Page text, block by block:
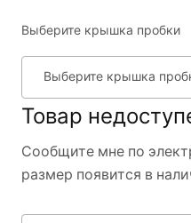
Выберите крышка пробки
Выберите крышка
Товар
Сообщите мне по
размер появится в